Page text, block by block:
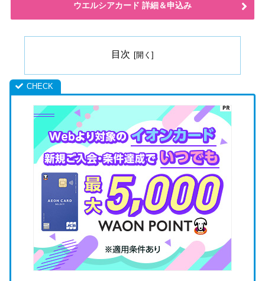
ウエルシアカード 詳細＆申込み
目次